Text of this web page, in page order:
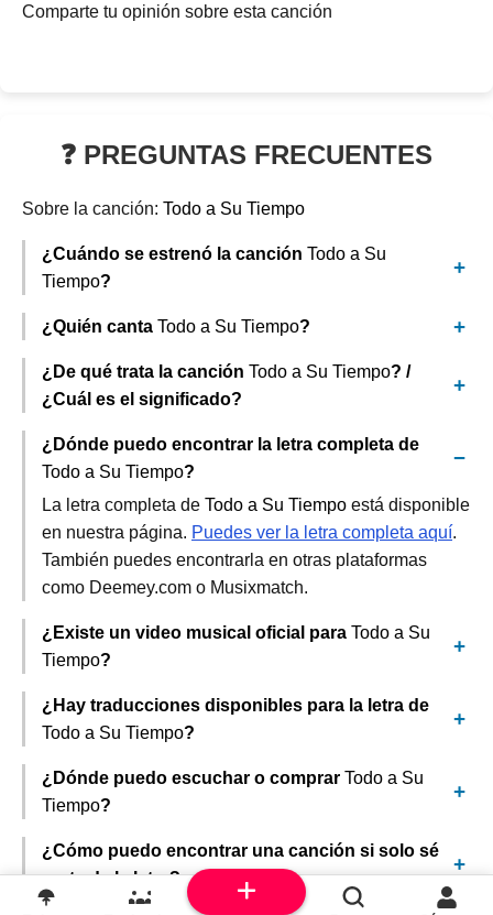
Comparte tu opinión sobre esta canción
❓ PREGUNTAS FRECUENTES
Sobre la canción: Todo a Su Tiempo
¿Cuándo se estrenó la canción Todo a Su
Tiempo?
¿Quién canta Todo a Su Tiempo?
¿De qué trata la canción Todo a Su Tiempo? /
¿Cuál es el significado?
¿Dónde puedo encontrar la letra completa de
Todo a Su Tiempo?
La letra completa de Todo a Su Tiempo está disponible
en nuestra página. Puedes ver la letra completa aquí.
También puedes encontrarla en otras plataformas
como Deemey.com o Musixmatch.
¿Existe un video musical oficial para Todo a Su
Tiempo?
¿Hay traducciones disponibles para la letra de
Todo a Su Tiempo?
¿Dónde puedo escuchar o comprar Todo a Su
Tiempo?
¿Cómo puedo encontrar una canción si solo sé
parte de la letra?